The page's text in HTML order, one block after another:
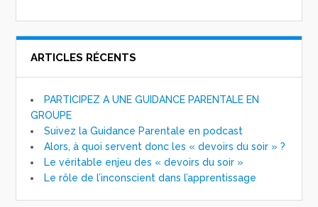
ARTICLES RÉCENTS
PARTICIPEZ A UNE GUIDANCE PARENTALE EN
GROUPE
Suivez la Guidance Parentale en podcast
Alors, à quoi servent donc les « devoirs du soir » ?
Le véritable enjeu des « devoirs du soir »
Le rôle de l’inconscient dans l’apprentissage